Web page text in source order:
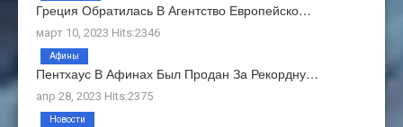
Греция Обратилась В Агентство Европейско…
март 10, 2023 Hits:2346
Пентхаус В Афинах Был Продан За Рекордну…
апр 28, 2023 Hits:2375
Афины
Новости